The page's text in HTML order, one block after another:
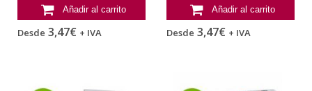
Añadir al carrito
Desde 3,47€ + IVA
Añadir al carrito
Desde 3,47€ + IVA